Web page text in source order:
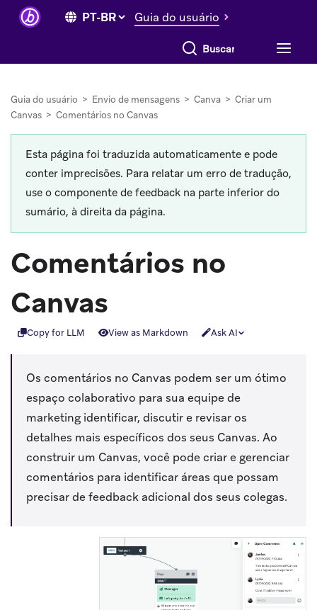
Guia do usuário
Buscar tudo
Guia do usuário > Envio de mensagens > Canva > Criar um
Canvas > Comentários no Canvas
Esta página foi traduzida automaticamente e pode
conter imprecisões. Para relatar um erro de tradução,
use o componente de feedback na parte inferior do
sumário, à direita da página.
Comentários no
Canvas
Copy for LLM View as Markdown Ask AI
Os comentários no Canvas podem ser um ótimo
espaço colaborativo para sua equipe de
marketing identificar, discutir e revisar os
detalhes mais específicos dos seus Canvas. Ao
construir um Canvas, você pode criar e gerenciar
comentários para identificar áreas que possam
precisar de feedback adicional dos seus colegas.